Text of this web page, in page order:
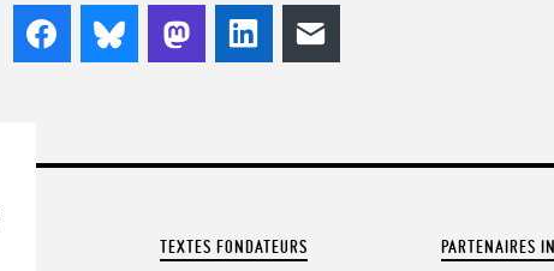
FacebookBlueskyMastodonLinkedIn
TEXTES FONDATEURS
PARTENAIRES